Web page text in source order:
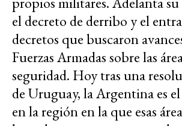
el decreto de derribo y el
decretos que buscaron
Fuerzas Armadas sobre las
seguridad. Hoy tras una
de Uruguay, la Argentina es
en la región en la que esas